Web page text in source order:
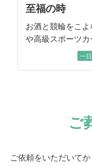
至福の時
お酒と競輪をこ
や高級スポーツ
を輸送する際に
して生涯活躍。
人様は国内で14
に梱包のプロフ
一
ご
ご依頼をいただいて